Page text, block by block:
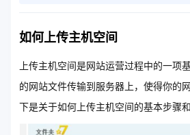
如何上传主机空间
上传主机空间是网站运营过程中的一项
的网站文件传输到服务器上，使得你的
下是关于如何上传主机空间的基本步骤和